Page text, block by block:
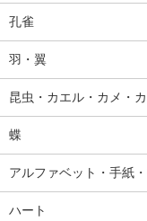
孔雀
羽・翼
昆虫・カエル・カメ・
蝶
アルファベット・手紙
ハート